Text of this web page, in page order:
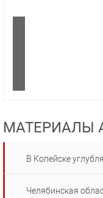
МАТЕРИАЛЫ
В Копейске
Челябинская